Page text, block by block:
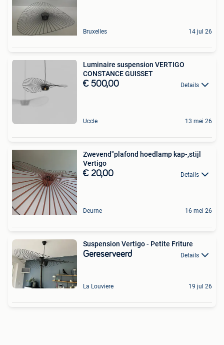
Bruxelles 14 jul 26
Luminaire suspension VERTIGO
CONSTANCE GUISSET
€ 500,00 Details
Uccle 13 mei 26
Zwevend"plafond hoedlamp kap-,stijl
Vertigo
€ 20,00 Details
Deurne 16 mei 26
Suspension Vertigo - Petite Friture
Gereserveerd Details
La Louviere 19 jul 26